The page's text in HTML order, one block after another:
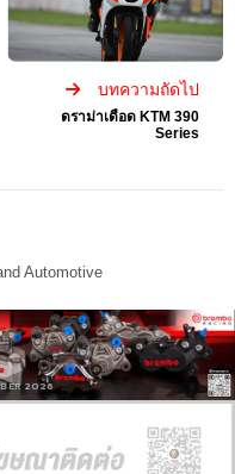
บทความถัดไป
ดราม่าเดือด KTM 390
Series
Automotive
2026